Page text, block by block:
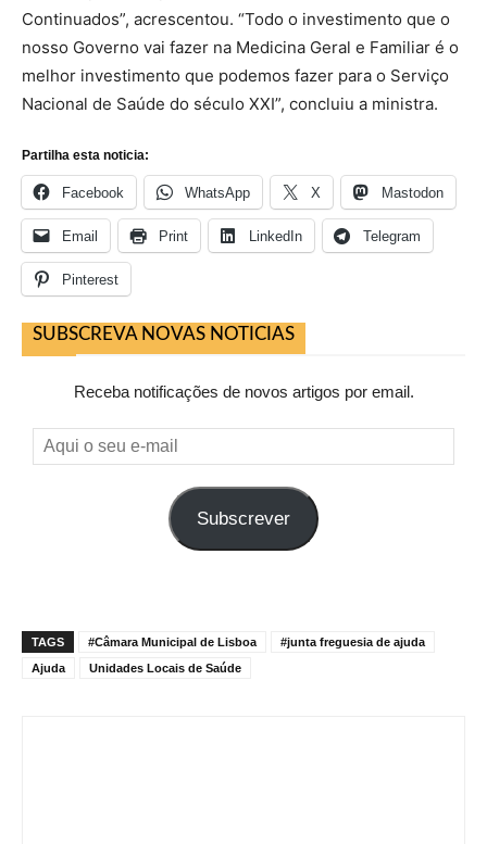
Continuados”, acrescentou. “Todo o investimento que o
nosso Governo vai fazer na Medicina Geral e Familiar é o
melhor investimento que podemos fazer para o Serviço
Nacional de Saúde do século XXI”, concluiu a ministra.
Partilha esta noticia:
Facebook WhatsApp X Mastodon
Email Print LinkedIn Telegram
Pinterest
SUBSCREVA NOVAS NOTICIAS
Receba notificações de novos artigos por email.
Aqui
o
Subscrever
TAGS #Câmara Municipal de Lisboa
#junta freguesia de ajuda
Ajuda
Unidades Locais de Saúde